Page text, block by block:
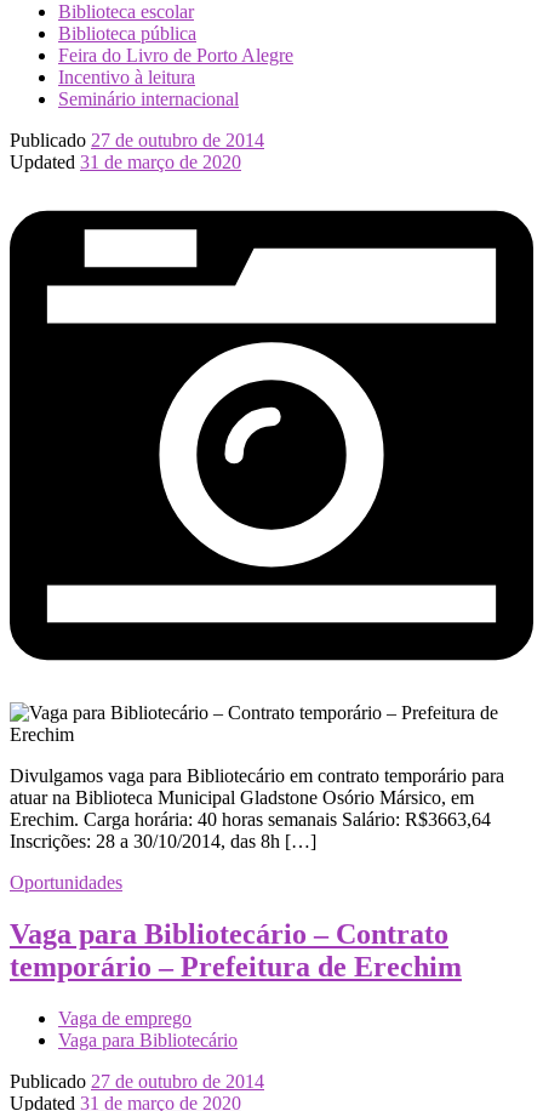
Biblioteca escolar
Biblioteca pública
Feira do Livro de Porto Alegre
Incentivo à leitura
Seminário internacional
Publicado 27 de outubro de 2014
Updated 31 de março de 2020
Divulgamos vaga para Bibliotecário em contrato temporário para
atuar na Biblioteca Municipal Gladstone Osório Mársico, em
Erechim. Carga horária: 40 horas semanais Salário: R$3663,64
Inscrições: 28 a 30/10/2014, das 8h […]
Oportunidades
Vaga para Bibliotecário – Contrato
temporário – Prefeitura de Erechim
Vaga de emprego
Vaga para Bibliotecário
Publicado 27 de outubro de 2014
Updated 31 de março de 2020